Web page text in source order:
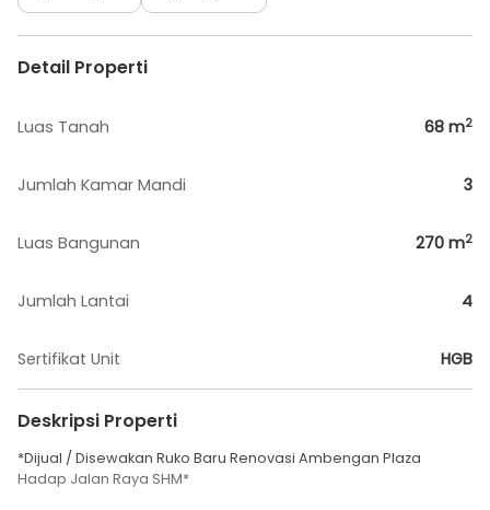
Detail Properti
Luas Tanah 68 m2
Jumlah Kamar Mandi 3
Luas Bangunan 270 m2
Jumlah Lantai 4
Sertifikat Unit HGB
Deskripsi Properti
*Dijual / Disewakan Ruko Baru Renovasi Ambengan Plaza
Hadap Jalan Raya SHM*